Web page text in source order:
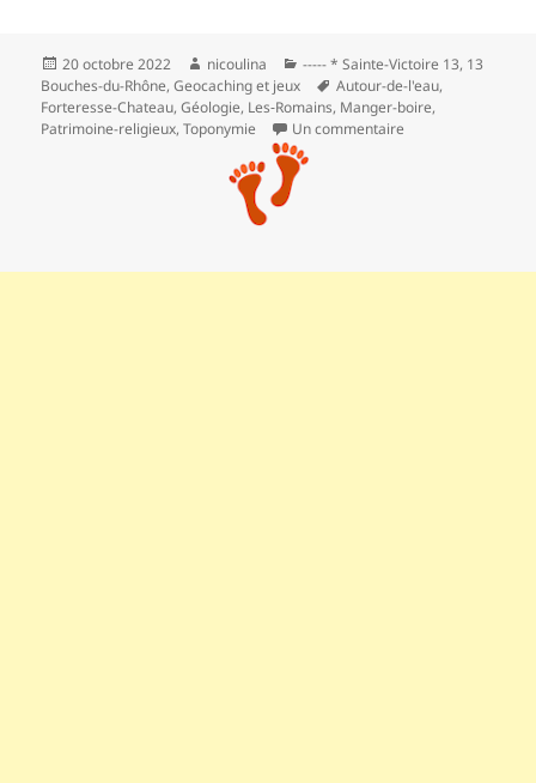
Publié
le
20 octobre 2022 Auteur
nicoulina Catégories
----- * Sainte-Victoire 13, 13
Bouches-du-Rhône,Geocaching et jeux Mots-
clés
Autour-de-l'eau,
Forteresse-Chateau,Géologie, Les‑Romains, Manger-boire,
Patrimoine-religieux,Toponymie Un commentaire